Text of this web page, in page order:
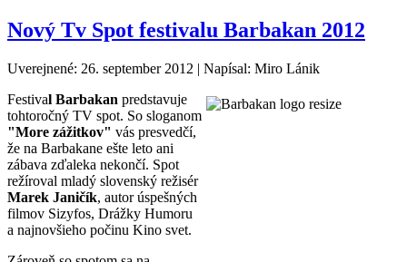
Nový Tv Spot festivalu Barbakan 2012
Uverejnené: 26. september 2012 | Napísal: Miro Lánik
Festival Barbakan predstavuje
tohtoročný TV spot. So sloganom
"More zážitkov" vás presvedčí,
že na Barbakane ešte leto ani
zábava zďaleka nekončí. Spot
režíroval mladý slovenský režisér
Marek Janičík, autor úspešných
filmov Sizyfos, Drážky Humoru
a najnovšieho počinu Kino svet.